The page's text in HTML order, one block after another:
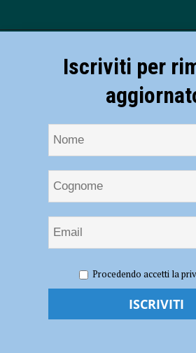
attivato il numero 0523 317979
USL di Piacenza, attivato
Iscriviti per
Procedendo accetti la